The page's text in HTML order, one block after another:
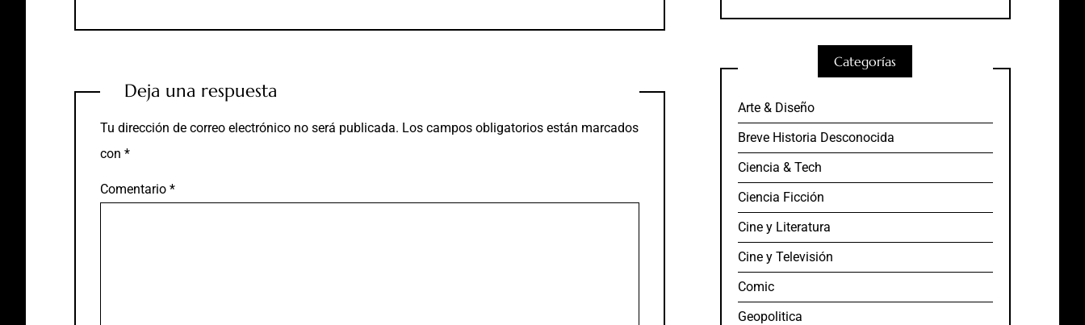
Deja una respuesta
Tu dirección de correo electrónico no será publicada. Los campos obligatorios están marcados
con *
Comentario *
Categorías
Arte & Diseño
Breve Historia Desconocida
Ciencia & Tech
Ciencia Ficción
Cine y Literatura
Cine y Televisión
Comic
Geopolitica